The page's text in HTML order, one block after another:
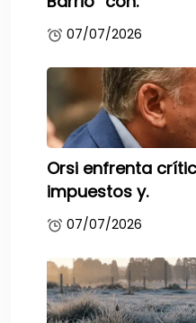
07/07/2026
Orsi enfrenta
impuestos y.
07/07/2026